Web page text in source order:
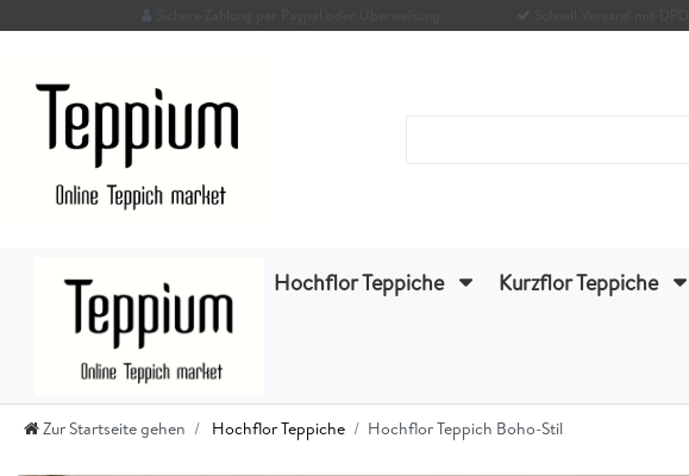
Sichere Zahlung per Paypal oder Überweisung Schnell Versand mit DPD
Hochflor Teppiche Kurzflor Teppiche
Zur Startseite gehen Hochflor Teppiche Hochflor Teppich Boho-Stil